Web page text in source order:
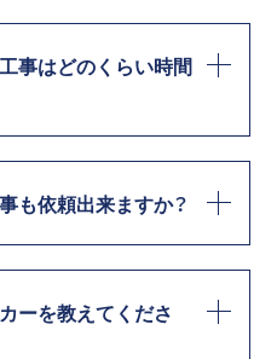
事はどのくらい時間
も依頼出来ますか？
ーを教えてくださ